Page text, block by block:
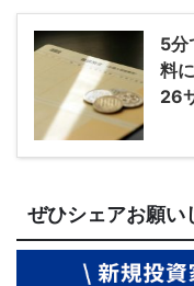
5分
料
26
ぜひシェアお願い